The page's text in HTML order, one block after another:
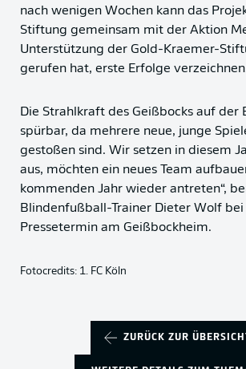
nach wenigen Wochen kann das
Stiftung gemeinsam mit der Aktion
Unterstützung der Gold-Kraemer-
gerufen hat, erste Erfolge
Die Strahlkraft des Geißbocks auf der
spürbar, da mehrere neue, junge
gestoßen sind. Wir setzen in diesem
aus, möchten ein neues Team
kommenden Jahr wieder antreten“,
Blindenfußball-Trainer Dieter Wolf bei
Pressetermin am Geißbockheim.
Fotocredits: 1. FC Köln
ZURÜCK ZUR